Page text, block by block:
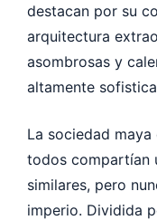
destacan por su
arquitectura
asombrosas y
altamente
La sociedad
todos compartían
similares, pero
imperio. Dividida